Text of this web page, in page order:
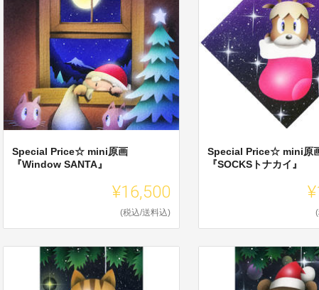
Special Price☆ mini原画
『Window SANTA』
¥16,500
(税込/送料込)
Special Price☆ mini原
『SOCKSトナカイ』